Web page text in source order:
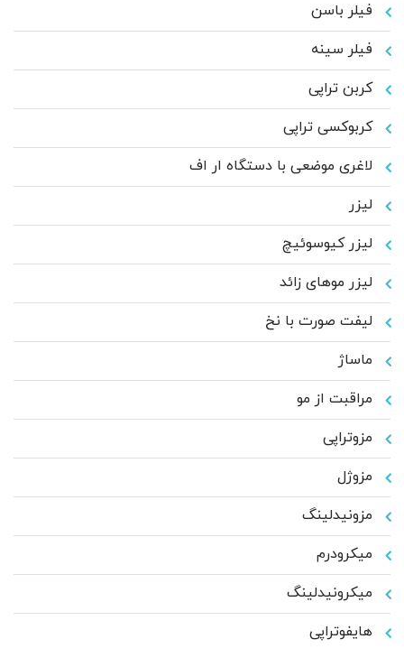
فیلر باسن
فیلر سینه
کربن تراپی
کربوکسی تراپی
لاغری موضعی با دستگاه ار اف
لیزر
لیزر کیوسوئیچ
لیزر موهای زائد
لیفت صورت با نخ
ماساژ
مراقبت از مو
مزوتراپی
مزوژل
مزونیدلینگ
میکرودرم
میکرونیدلینگ
هایفوتراپی